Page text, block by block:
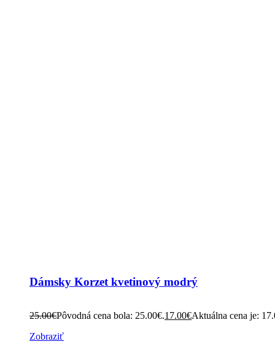
Dámsky Korzet kvetinový modrý
25.00€Pôvodná cena bola: 25.00€.17.00€Aktuálna cena je:
Zobraziť